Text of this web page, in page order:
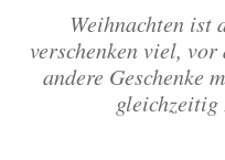
Weihnachten ist
verschenken viel,
andere Geschenke
gleichzeitig